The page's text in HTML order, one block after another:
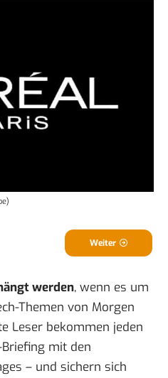
Weiter
werden, wenn es um
Themen von Morgen
Leser bekommen jeden
Briefing mit den
– und sichern sich